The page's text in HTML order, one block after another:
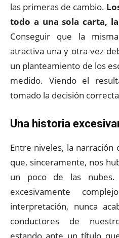
las primeras de cambio.
todo a una sola carta,
Conseguir que la
atractiva una y otra vez
un planteamiento de los
medido. Viendo el
tomado la decisión
Una historia
Entre niveles, la
que, sinceramente, nos
un poco de las
excesivamente
interpretación, nunca
conductores de
estando ante un título